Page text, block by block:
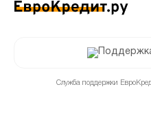
Служба поддержки